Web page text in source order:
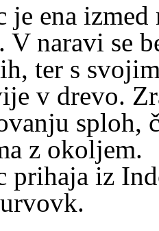
je ena
V naravi se
ter s
v drevo.
sploh,
z okoljem.
prihaja iz
.